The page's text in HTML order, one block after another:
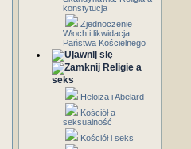
konstytucja
Zjednoczenie
Włoch i likwidacja
Państwa Kościelnego
Religie a
seks
Heloiza i Abelard
Kościół a
seksualność
Kościół i seks